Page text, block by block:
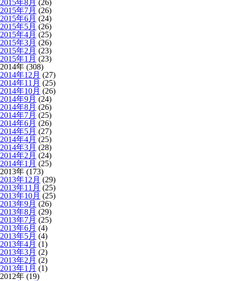
2015年8月 (26)
2015年7月 (26)
2015年6月 (24)
2015年5月 (26)
2015年4月 (25)
2015年3月 (26)
2015年2月 (23)
2015年1月 (23)
2014年 (308)
2014年12月 (27)
2014年11月 (25)
2014年10月 (26)
2014年9月 (24)
2014年8月 (26)
2014年7月 (25)
2014年6月 (26)
2014年5月 (27)
2014年4月 (25)
2014年3月 (28)
2014年2月 (24)
2014年1月 (25)
2013年 (173)
2013年12月 (29)
2013年11月 (25)
2013年10月 (25)
2013年9月 (26)
2013年8月 (29)
2013年7月 (25)
2013年6月 (4)
2013年5月 (4)
2013年4月 (1)
2013年3月 (2)
2013年2月 (2)
2013年1月 (1)
2012年 (19)